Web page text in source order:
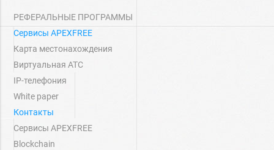
РЕФЕРАЛЬНЫЕ ПРОГРАММЫ
Сервисы APEXFREE
Карта местонахождения
Виртуальная АТС
IP-телефония
White paper
Контакты
Сервисы APEXFREE
Blockchain